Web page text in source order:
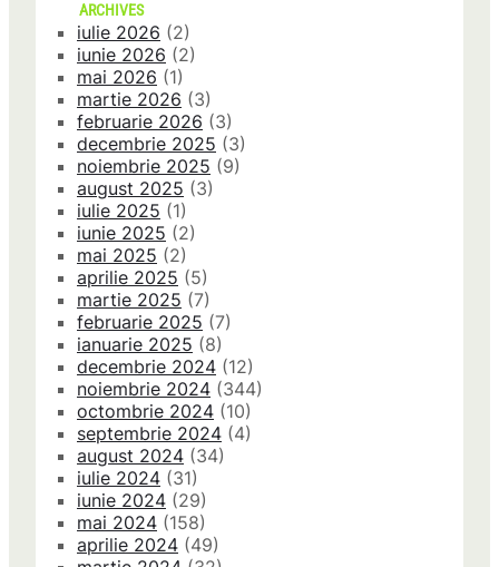
ARCHIVES
iulie 2026 (2)
iunie 2026 (2)
mai 2026 (1)
martie 2026 (3)
februarie 2026 (3)
decembrie 2025 (3)
noiembrie 2025 (9)
august 2025 (3)
iulie 2025 (1)
iunie 2025 (2)
mai 2025 (2)
aprilie 2025 (5)
martie 2025 (7)
februarie 2025 (7)
ianuarie 2025 (8)
decembrie 2024 (12)
noiembrie 2024 (344)
octombrie 2024 (10)
septembrie 2024 (4)
august 2024 (34)
iulie 2024 (31)
iunie 2024 (29)
mai 2024 (158)
aprilie 2024 (49)